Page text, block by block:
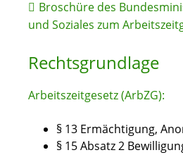
Broschüre des
und Soziales zum
Rechtsgrundlage
Arbeitszeitgesetz (ArbZG):
§ 13 Ermächtigung,
§ 15 Absatz 2